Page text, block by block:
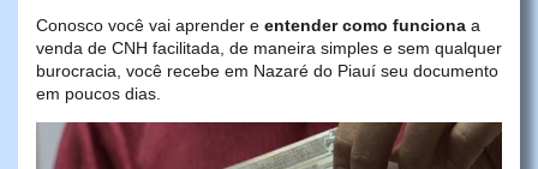
Conosco você vai aprender e entender como funciona a
venda de CNH facilitada, de maneira simples e sem qualquer
burocracia, você recebe em Nazaré do Piauí seu documento
em poucos dias.